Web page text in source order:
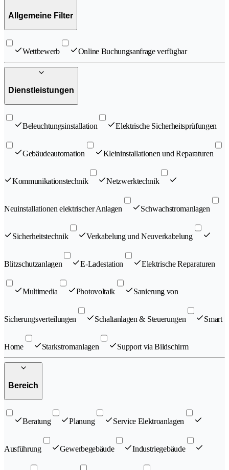
Allgemeine Filter
Wettbewerb Online Buchungsanfrage verfügbar
Dienstleistungen
Beleuchtungsinstallation Elektrische Sicherheitsprüfungen
Gebäudeautomation Kleininstallationen und Reparaturen
Kommunikationstechnik Netzwerktechnik
Neuinstallationen elektrischer Anlagen Schwachstromanlagen
Sicherheitstechnik Verkabelung und Neuverkabelung
Blitzschutzanlagen E-Ladestation Elektrische Reparaturen
Multimedia Photovoltaik Sanierung von
Sicherungsverteilungen Schaltanlagen & Steuerungen Smart
Home Starkstromanlagen Support via Bildschirm
Bereich
Beratung Planung Service Elektroanlagen
Ausführung Gewerbegebäude Industriegebäude